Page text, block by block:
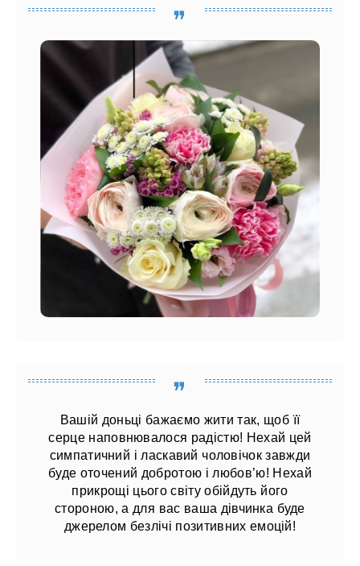
Вашій доньці бажаємо жити так, щоб її
серце наповнювалося радістю! Нехай цей
симпатичний і ласкавий чоловічок завжди
буде оточений добротою і любов’ю! Нехай
прикрощі цього світу обійдуть його
стороною, а для вас ваша дівчинка буде
джерелом безлічі позитивних емоцій!